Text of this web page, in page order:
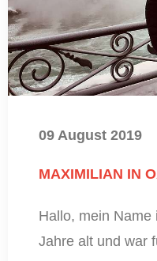
09 August 2019
MAXIMILIAN IN
Hallo, mein Name
Jahre alt und war